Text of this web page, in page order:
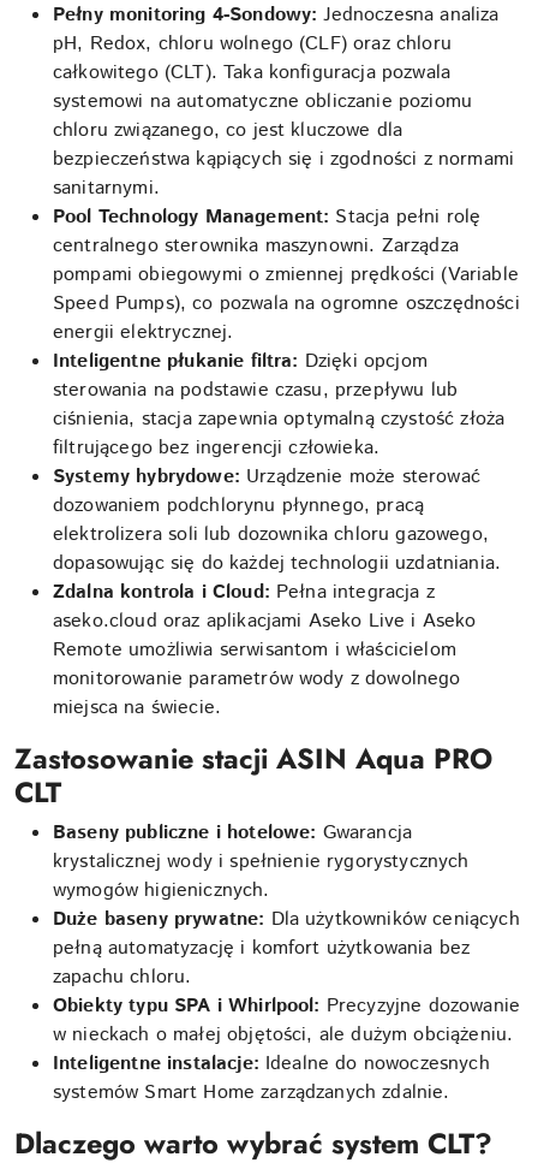
Pełny monitoring 4-Sondowy: Jednoczesna analiza
pH, Redox, chloru wolnego (CLF) oraz chloru
całkowitego (CLT). Taka konfiguracja pozwala
systemowi na automatyczne obliczanie poziomu
chloru związanego, co jest kluczowe dla
bezpieczeństwa kąpiących się i zgodności z normami
sanitarnymi.
Pool Technology Management: Stacja pełni rolę
centralnego sterownika maszynowni. Zarządza
pompami obiegowymi o zmiennej prędkości (Variable
Speed Pumps), co pozwala na ogromne oszczędności
energii elektrycznej.
Inteligentne płukanie filtra: Dzięki opcjom
sterowania na podstawie czasu, przepływu lub
ciśnienia, stacja zapewnia optymalną czystość złoża
filtrującego bez ingerencji człowieka.
Systemy hybrydowe: Urządzenie może sterować
dozowaniem podchlorynu płynnego, pracą
elektrolizera soli lub dozownika chloru gazowego,
dopasowując się do każdej technologii uzdatniania.
Zdalna kontrola i Cloud: Pełna integracja z
aseko.cloud oraz aplikacjami Aseko Live i Aseko
Remote umożliwia serwisantom i właścicielom
monitorowanie parametrów wody z dowolnego
miejsca na świecie.
Zastosowanie stacji ASIN Aqua PRO
CLT
Baseny publiczne i hotelowe: Gwarancja
krystalicznej wody i spełnienie rygorystycznych
wymogów higienicznych.
Duże baseny prywatne: Dla użytkowników ceniących
pełną automatyzację i komfort użytkowania bez
zapachu chloru.
Obiekty typu SPA i Whirlpool: Precyzyjne dozowanie
w nieckach o małej objętości, ale dużym obciążeniu.
Inteligentne instalacje: Idealne do nowoczesnych
systemów Smart Home zarządzanych zdalnie.
Dlaczego warto wybrać system CLT?